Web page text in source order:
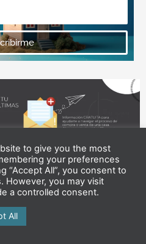
Redes Sociales!
to give you the most
your preferences
“Accept All”, you consent to
However, you may visit
a controlled consent.
All